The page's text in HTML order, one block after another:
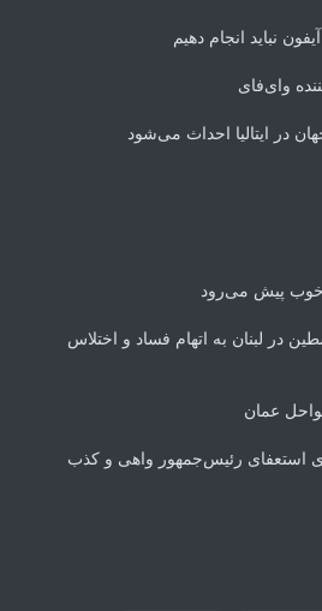
نباید انجام دهیم
وای‌فای
در ایتالیا احداث می‌شود
خوب پیش می‌رود
در لبنان به اتهام فساد و اختلاس
عمان
استعفای رئیس‌جمهور واهی و کذب